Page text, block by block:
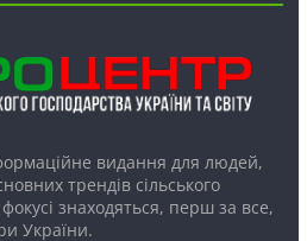
видання для людей,
трендів сільського
знаходяться, перш за все,
України.